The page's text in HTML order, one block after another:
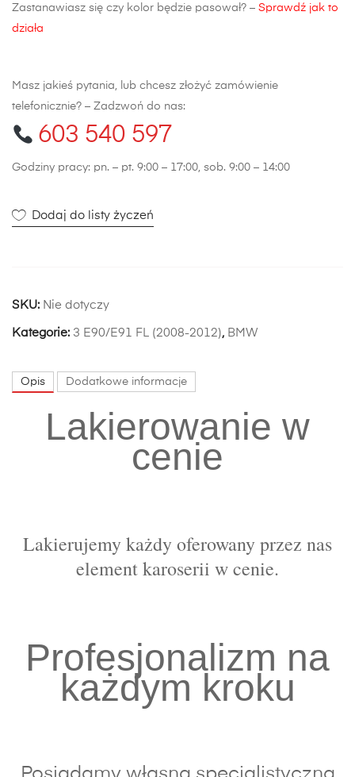
Zastanawiasz się czy kolor będzie pasował? – Sprawdź jak to
działa
Masz jakieś pytania, lub chcesz złożyć zamówienie
telefonicznie? – Zadzwoń do nas:
603 540 597
Godziny pracy: pn. – pt. 9:00 – 17:00, sob. 9:00 – 14:00
Dodaj do listy życzeń
SKU: Nie dotyczy
Kategorie: 3 E90/E91 FL (2008-2012), BMW
Opis Dodatkowe informacje
Lakierowanie w
cenie
Lakierujemy każdy oferowany przez nas
element karoserii w cenie.
Profesjonalizm na
każdym kroku